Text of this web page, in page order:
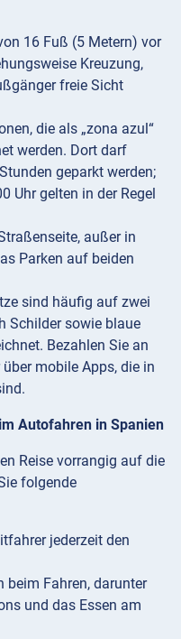
16 Fuß (5 Metern) vor
Kreuzung,
freie Sicht
die als „zona azul“
werden. Dort darf
geparkt werden;
Uhr gelten in der Regel
außer in
Parken auf beiden
sind häufig auf zwei
Schilder sowie blaue
Bezahlen Sie an
mobile Apps, die in
Autofahren in Spanien
Reise vorrangig auf die
folgende
jederzeit den
beim Fahren, darunter
und das Essen am